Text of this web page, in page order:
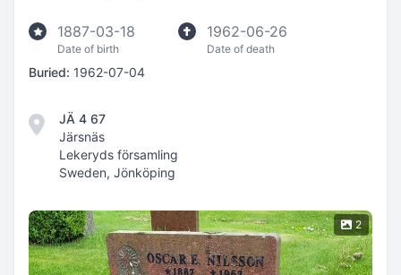
1887-03-18
Date of birth
1962-06-26
Date of death
Buried: 1962-07-04
JÄ 4 67
Järsnäs
Lekeryds församling
Sweden, Jönköping
2